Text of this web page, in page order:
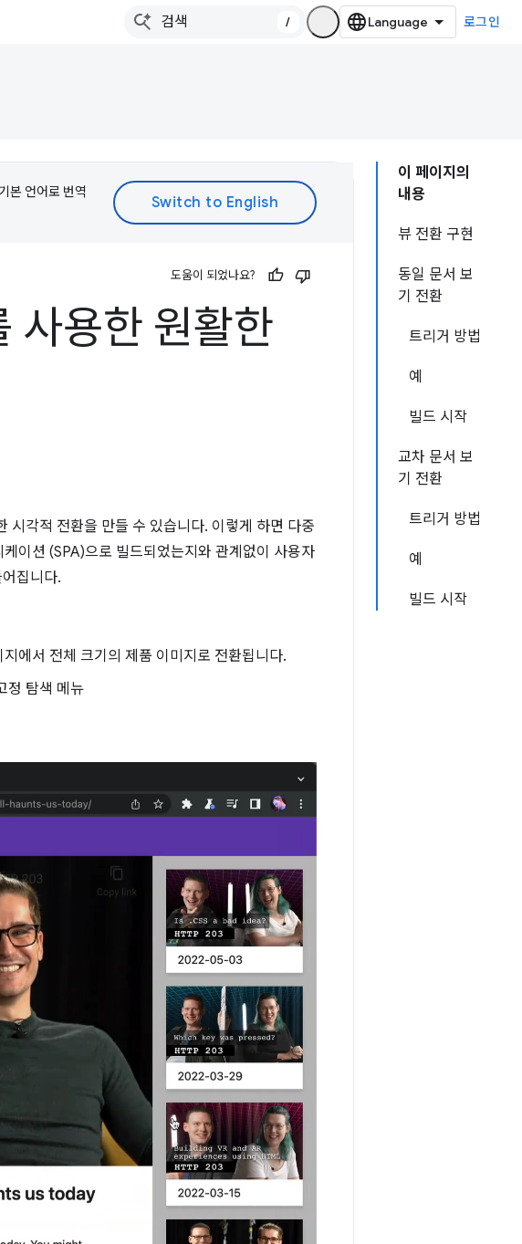
/ 로그인
이 페이지의
내용
뷰 전환 구현
동일 문서 보
기 전환
트리거 방법
예
빌드 시작
교차 문서 보
기 전환
트리거 방법
예
빌드 시작
본 언어로 번역
도움이 되었나요?
용한 원활한
각적 전환을 만들 수 있습니다. 이렇게 하면 다중
이션 (SPA)으로 빌드되었는지와 관계없이 사용자
집니다.
에서 전체 크기의 제품 이미지로 전환됩니다.
정 탐색 메뉴